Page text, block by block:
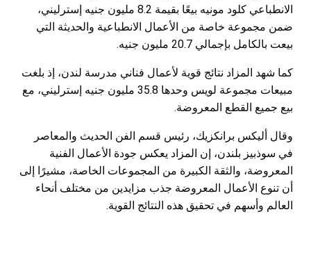
الانطباعي كلود مونيه بيعًا بقيمة 8.2 مليون جنيه إسترليني،
ضمن مجموعة خاصة من الأعمال الانطباعية والحديثة التي
بيعت بالكامل بإجمالي 20.7 مليون جنيه.
كما شهد المزاد نتائج قوية لأعمال فناني مدرسة لندن، إذ بلغت
مبيعات مجموعة لويس وحدها 35.8 مليون جنيه إسترليني، مع
بيع جميع القطع المعروضة.
وقال أليكس برانكزيك، رئيس قسم الفن الحديث والمعاصر
في سوذبيز بلندن، إن المزاد يعكس جودة الأعمال الفنية
المعروضة، والثقة الكبيرة من المجموعات الخاصة، مشيرًا إلى
أن تنوع الأعمال المعروضة جذب مزايدين من مختلف أنحاء
العالم وأسهم في تحقيق هذه النتائج القوية.